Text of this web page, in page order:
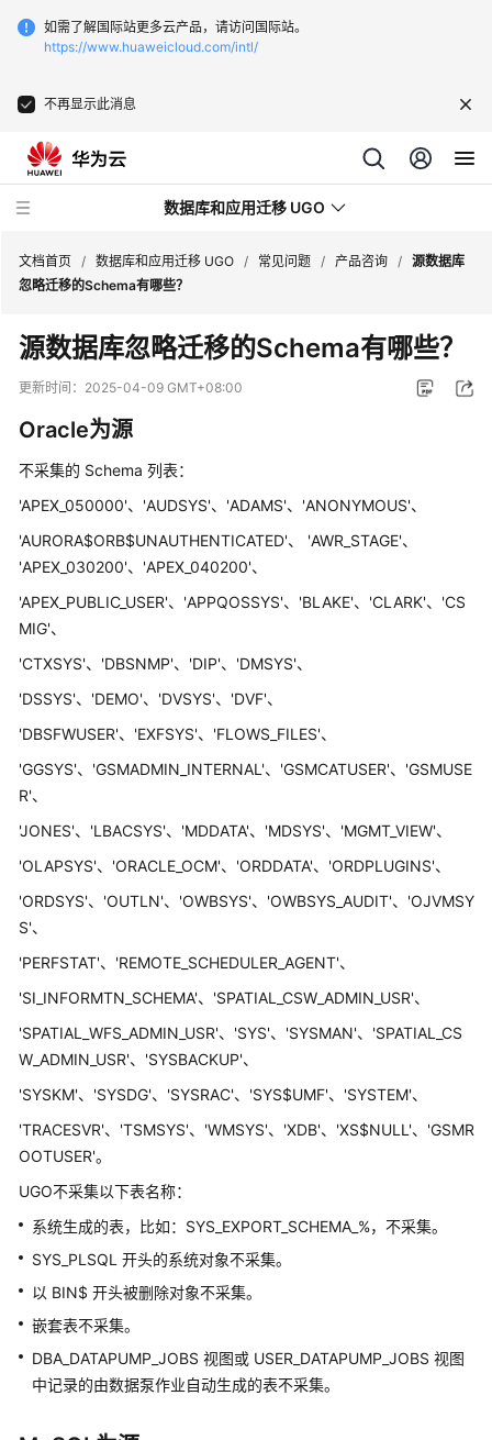
如需了解国际站更多云产品，请访问国际站。
https://www.huaweicloud.com/intl/
不再显示此消息
数据库和应用迁移 UGO
最
新
动
品
介
快
速
入
用
户
南
最
实
践
全
白
书
API
考
SDK
参
考
常
见
问
题
文档首页 / 数据库和应用迁移 UGO / 常见问题 / 产品咨询 / 源数据库
忽略迁移的Schema有哪些？
源数据库忽略迁移的Schema有哪些？
更新时间： 2025-04-09 GMT+08:00
Oracle为源
不采集的 Schema 列表：
'APEX_050000'、'AUDSYS'、'ADAMS'、'ANONYMOUS'、
'AURORA$ORB$UNAUTHENTICATED'、 'AWR_STAGE'、
'APEX_030200'、'APEX_040200'、
'APEX_PUBLIC_USER'、'APPQOSSYS'、'BLAKE'、'CLARK'、'CS
MIG'、
'CTXSYS'、'DBSNMP'、'DIP'、'DMSYS'、
'DSSYS'、'DEMO'、'DVSYS'、'DVF'、
'DBSFWUSER'、'EXFSYS'、'FLOWS_FILES'、
'GGSYS'、'GSMADMIN_INTERNAL'、'GSMCATUSER'、'GSMUSE
R'、
'JONES'、'LBACSYS'、'MDDATA'、'MDSYS'、'MGMT_VIEW'、
'OLAPSYS'、'ORACLE_OCM'、'ORDDATA'、'ORDPLUGINS'、
'ORDSYS'、'OUTLN'、'OWBSYS'、'OWBSYS_AUDIT'、'OJVMSY
S'、
'PERFSTAT'、'REMOTE_SCHEDULER_AGENT'、
'SI_INFORMTN_SCHEMA'、'SPATIAL_CSW_ADMIN_USR'、
'SPATIAL_WFS_ADMIN_USR'、'SYS'、'SYSMAN'、'SPATIAL_CS
W_ADMIN_USR'、'SYSBACKUP'、
'SYSKM'、'SYSDG'、'SYSRAC'、'SYS$UMF'、'SYSTEM'、
'TRACESVR'、'TSMSYS'、'WMSYS'、'XDB'、'XS$NULL'、'GSMR
OOTUSER'。
UGO不采集以下表名称：
系统生成的表，比如：SYS_EXPORT_SCHEMA_%，不采集。
SYS_PLSQL 开头的系统对象不采集。
以 BIN$ 开头被删除对象不采集。
嵌套表不采集。
DBA_DATAPUMP_JOBS 视图或 USER_DATAPUMP_JOBS 视图
中记录的由数据泵作业自动生成的表不采集。